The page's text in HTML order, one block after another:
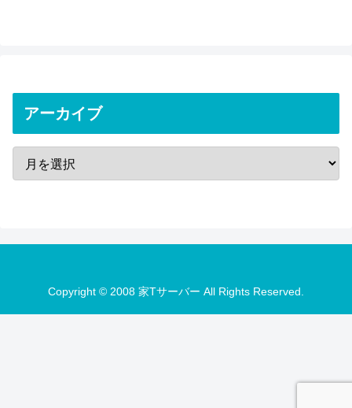
アーカイブ
Copyright © 2008 家Tサーバー All Rights Reserved.